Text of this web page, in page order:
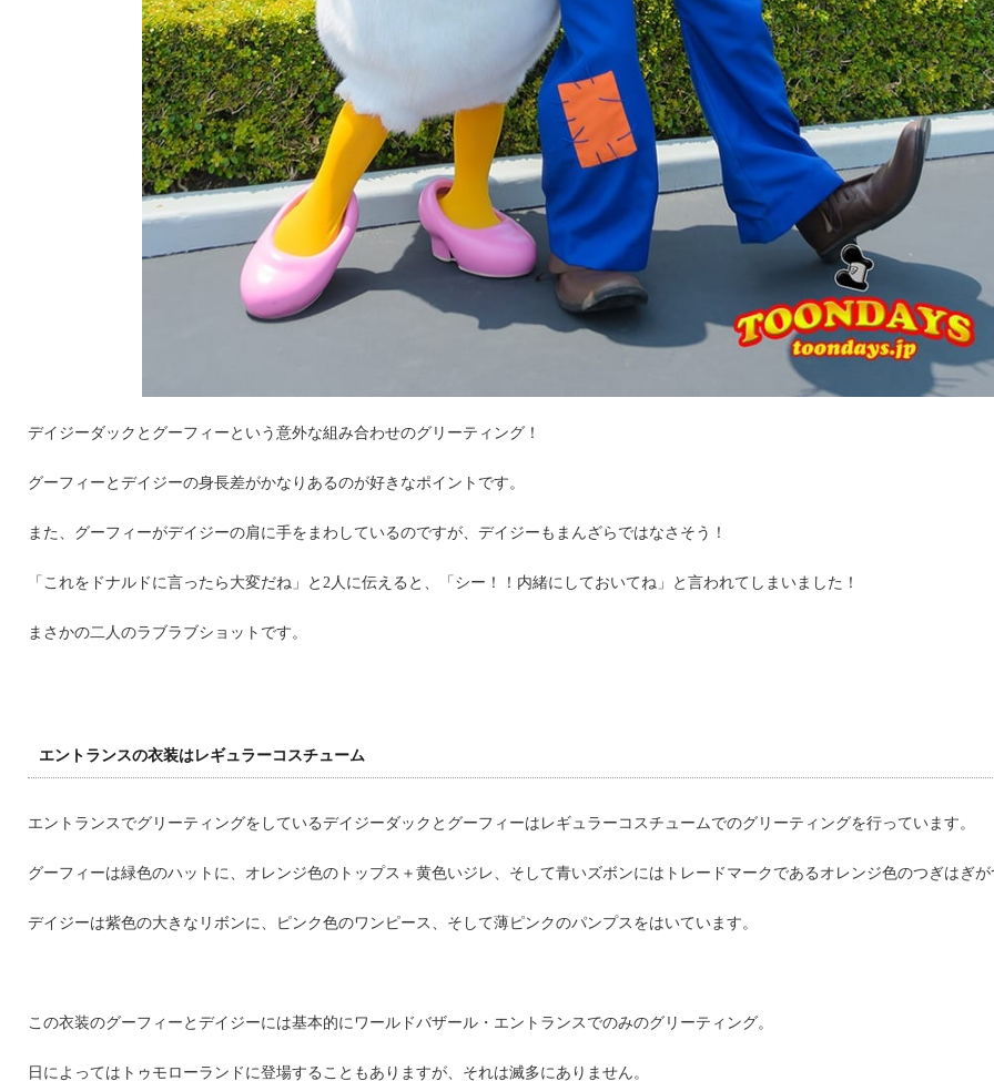
デイジーダックとグーフィーという意外な組み合わせのグリーティング！
グーフィーとデイジーの身長差がかなりあるのが好きなポイントです。
また、グーフィーがデイジーの肩に手をまわしているのですが、デイジーもまんざらではなさそう！
「これをドナルドに言ったら大変だね」と2人に伝えると、「シー！！内緒にしておいてね」と言われてしまいました！
まさかの二人のラブラブショットです。
エントランスの衣装はレギュラーコスチューム
エントランスでグリーティングをしているデイジーダックとグーフィーはレギュラーコスチュームでのグリーティングを行っています。
グーフィーは緑色のハットに、オレンジ色のトップス＋黄色いジレ、そして青いズボンにはトレードマークであるオレンジ色のつぎはぎ
デイジーは紫色の大きなリボンに、ピンク色のワンピース、そして薄ピンクのパンプスをはいています。
この衣装のグーフィーとデイジーには基本的にワールドバザール・エントランスでのみのグリーティング。
日によってはトゥモローランドに登場することもありますが、それは滅多にありません。